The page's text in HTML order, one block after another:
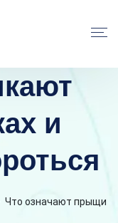
и
Что означают прыщи